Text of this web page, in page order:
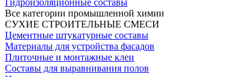
Все категории промышленной химии
СУХИЕ СТРОИТЕЛЬНЫЕ СМЕСИ
Цементные штукатурные составы
Материалы для устройства фасадов
Плиточные и монтажные клеи
Составы для выравнивания полов